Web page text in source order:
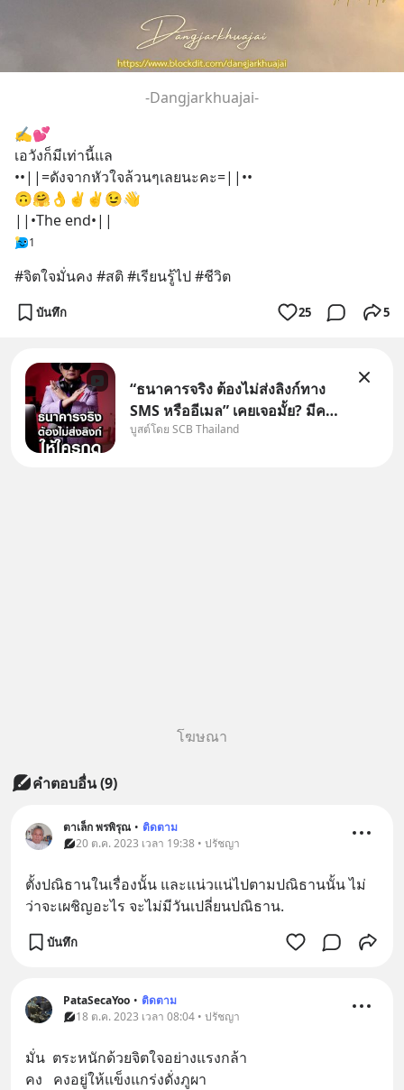
-Dangjarkhuajai-
✍️💕
เอวังก็มีเท่านี้แล
••||=ดังจากหัวใจล้วนๆเลยนะคะ=||••
🙃🤗👌✌️✌️😉👋
||•The end•||
1
#จิตใจมั่นคง #สติ #เรียนรู้ไป #ชีวิต
บันทึก 25 5
“ธนาคารจริง ต้องไม่ส่งลิงก์ทาง
SMS หรืออีเมล” เคยเจอมั้ย? มีคน
อ้างว่าโทรจากธนาคาร บอกว่า
บูสต์โดย SCB Thailand
โฆษณา
คำตอบอื่น(9)
ตาเล็ก พรพิรุณ • ติดตาม
20 ต.ค. 2023 เวลา 19:38 • ปรัชญา
ตั้งปณิธานในเรื่องนั้น และแน่วแน่ไปตามปณิธานนั้น ไม่
ว่าจะเผชิญอะไร จะไม่มีวันเปลี่ยนปณิธาน.
บันทึก
PataSecaYoo • ติดตาม
18 ต.ค. 2023 เวลา 08:04 • ปรัชญา
มั่น  ตระหนักด้วยจิตใจอย่างแรงกล้า
คง   คงอยู่ให้แข็งแกร่งดั่งภูผา